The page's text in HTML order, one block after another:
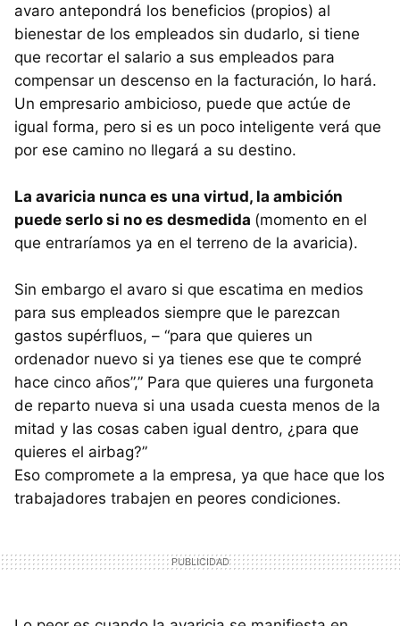
avaro antepondrá los beneficios (propios) al
bienestar de los empleados sin dudarlo, si tiene
que recortar el salario a sus empleados para
compensar un descenso en la facturación, lo hará.
Un empresario ambicioso, puede que actúe de
igual forma, pero si es un poco inteligente verá que
por ese camino no llegará a su destino.
La avaricia nunca es una virtud, la ambición
puede serlo si no es desmedida (momento en el
que entraríamos ya en el terreno de la avaricia).
Sin embargo el avaro si que escatima en medios
para sus empleados siempre que le parezcan
gastos supérfluos, – “para que quieres un
ordenador nuevo si ya tienes ese que te compré
hace cinco años”,” Para que quieres una furgoneta
de reparto nueva si una usada cuesta menos de la
mitad y las cosas caben igual dentro, ¿para que
quieres el airbag?”
Eso compromete a la empresa, ya que hace que los
trabajadores trabajen en peores condiciones.